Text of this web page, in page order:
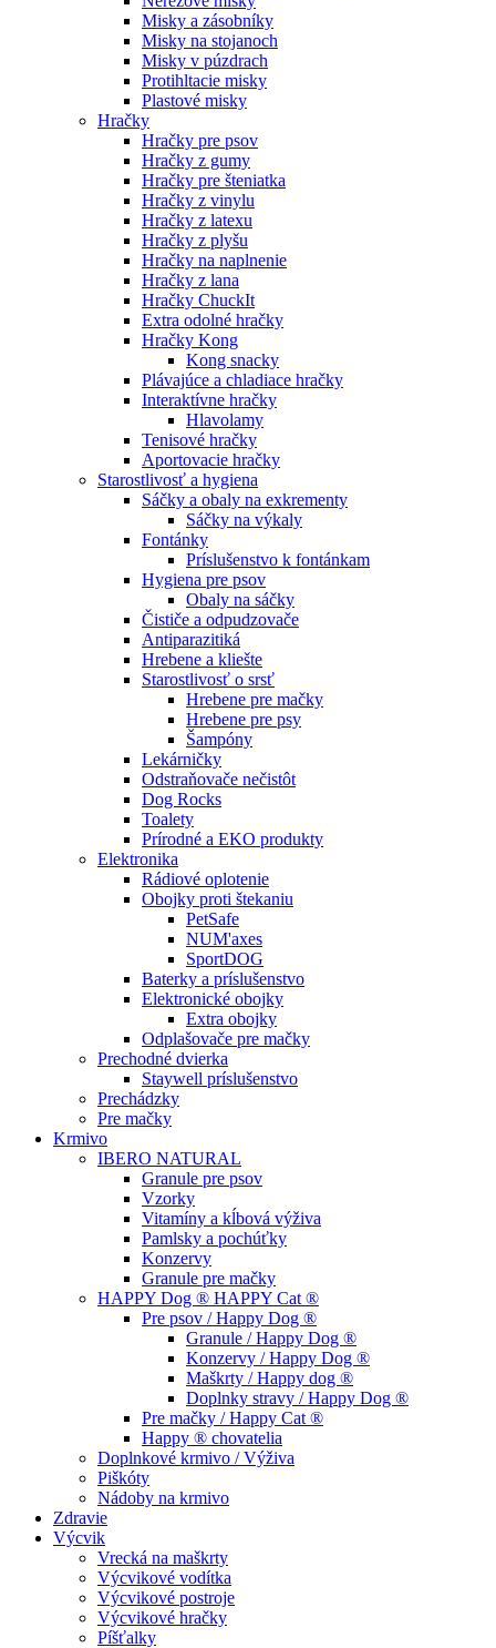
Misky a zásobníky
Misky na stojanoch
Misky v púzdrach
Protihltacie misky
Plastové misky
Hračky
Hračky pre psov
Hračky z gumy
Hračky pre šteniatka
Hračky z vinylu
Hračky z latexu
Hračky z plyšu
Hračky na naplnenie
Hračky z lana
Hračky ChuckIt
Extra odolné hračky
Hračky Kong
Kong snacky
Plávajúce a chladiace hračky
Interaktívne hračky
Hlavolamy
Tenisové hračky
Aportovacie hračky
Starostlivosť a hygiena
Sáčky a obaly na exkrementy
Sáčky na výkaly
Fontánky
Príslušenstvo k fontánkam
Hygiena pre psov
Obaly na sáčky
Čističe a odpudzovače
Antiparazitiká
Hrebene a kliešte
Starostlivosť o srsť
Hrebene pre mačky
Hrebene pre psy
Šampóny
Lekárničky
Odstraňovače nečistôt
Dog Rocks
Toalety
Prírodné a EKO produkty
Elektronika
Rádiové oplotenie
Obojky proti štekaniu
PetSafe
NUM'axes
SportDOG
Baterky a príslušenstvo
Elektronické obojky
Extra obojky
Odplašovače pre mačky
Prechodné dvierka
Staywell príslušenstvo
Prechádzky
Pre mačky
Krmivo
IBERO NATURAL
Granule pre psov
Vzorky
Vitamíny a kĺbová výživa
Pamlsky a pochúťky
Konzervy
Granule pre mačky
HAPPY Dog ® HAPPY Cat ®
Pre psov / Happy Dog ®
Granule / Happy Dog ®
Konzervy / Happy Dog ®
Maškrty / Happy dog ®
Doplnky stravy / Happy Dog ®
Pre mačky / Happy Cat ®
Happy ® chovatelia
Doplnkové krmivo / Výživa
Piškóty
Nádoby na krmivo
Zdravie
Výcvik
Vrecká na maškrty
Výcvikové vodítka
Výcvikové postroje
Výcvikové hračky
Píšťalky